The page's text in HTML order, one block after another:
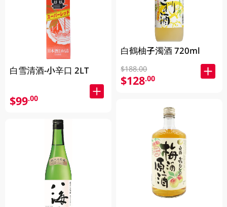
白雪清酒-小辛口 2LT
$99.00
白鶴柚子濁酒 720ml
$188.00
$128.00